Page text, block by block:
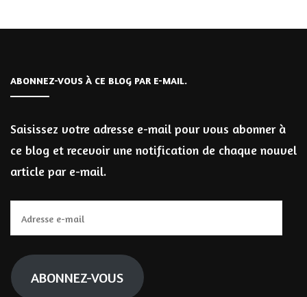
ABONNEZ-VOUS À CE BLOG PAR E-MAIL.
Saisissez votre adresse e-mail pour vous abonner à
ce blog et recevoir une notification de chaque nouvel
article par e-mail.
e-
mail
ABONNEZ-VOUS